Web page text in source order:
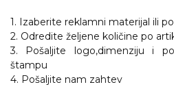
1. Izaberite reklamni materijal ili
2. Odredite željene količine po
3. Pošaljite logo,dimenziju i
štampu
4. Pošaljite nam zahtev